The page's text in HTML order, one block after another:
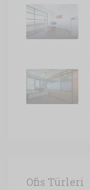
Ofis Türleri